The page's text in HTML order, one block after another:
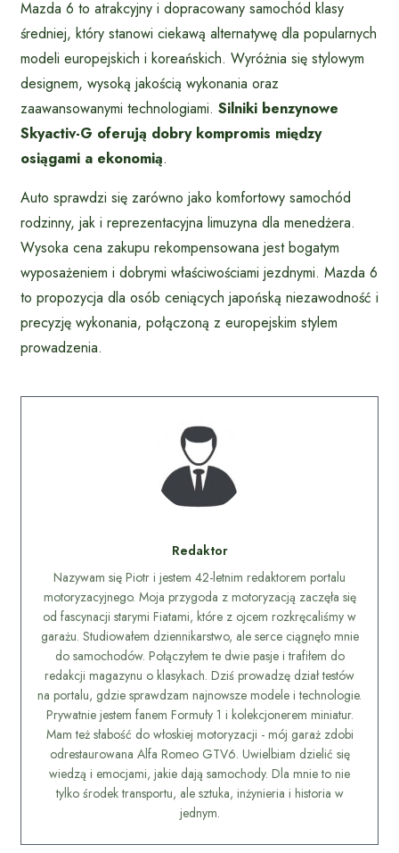
Mazda 6 to atrakcyjny i dopracowany samochód klasy
średniej, który stanowi ciekawą alternatywę dla popularnych
modeli europejskich i koreańskich. Wyróżnia się stylowym
designem, wysoką jakością wykonania oraz
zaawansowanymi technologiami. Silniki benzynowe
Skyactiv-G oferują dobry kompromis między
osiągami a ekonomią.
Auto sprawdzi się zarówno jako komfortowy samochód
rodzinny, jak i reprezentacyjna limuzyna dla menedżera.
Wysoka cena zakupu rekompensowana jest bogatym
wyposażeniem i dobrymi właściwościami jezdnymi. Mazda 6
to propozycja dla osób ceniących japońską niezawodność i
precyzję wykonania, połączoną z europejskim stylem
prowadzenia.
Redaktor
Nazywam się Piotr i jestem 42-letnim redaktorem portalu
motoryzacyjnego. Moja przygoda z motoryzacją zaczęła się
od fascynacji starymi Fiatami, które z ojcem rozkręcaliśmy w
garażu. Studiowałem dziennikarstwo, ale serce ciągnęło mnie
do samochodów. Połączyłem te dwie pasje i trafiłem do
redakcji magazynu o klasykach. Dziś prowadzę dział testów
na portalu, gdzie sprawdzam najnowsze modele i technologie.
Prywatnie jestem fanem Formuły 1 i kolekcjonerem miniatur.
Mam też słabość do włoskiej motoryzacji - mój garaż zdobi
odrestaurowana Alfa Romeo GTV6. Uwielbiam dzielić się
wiedzą i emocjami, jakie dają samochody. Dla mnie to nie
tylko środek transportu, ale sztuka, inżynieria i historia w
jednym.